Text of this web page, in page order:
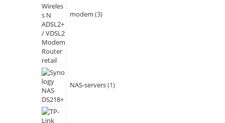
modem 3
NAS-servers 1